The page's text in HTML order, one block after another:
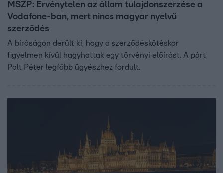
MSZP: Érvénytelen az állam tulajdonszerzése a
Vodafone-ban, mert nincs magyar nyelvű
szerződés
A bíróságon derült ki, hogy a szerződéskötéskor
figyelmen kívül hagyhattak egy törvényi előírást. A párt
Polt Péter legfőbb ügyészhez fordult.